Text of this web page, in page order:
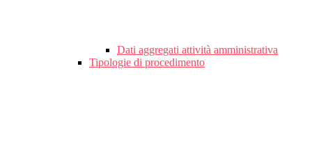
Dati aggregati attività amministrativa
Tipologie di procedimento